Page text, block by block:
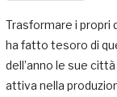
Trasformare i propri
ha fatto tesoro di
dell’anno le sue
attiva nella